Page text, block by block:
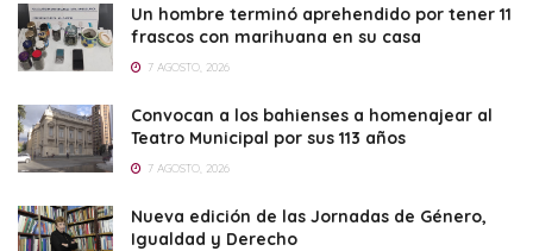
Un hombre terminó aprehendido por tener 11
frascos con marihuana en su casa
7 AGOSTO, 2026
Convocan a los bahienses a homenajear al
Teatro Municipal por sus 113 años
7 AGOSTO, 2026
Nueva edición de las Jornadas de Género,
Igualdad y Derecho